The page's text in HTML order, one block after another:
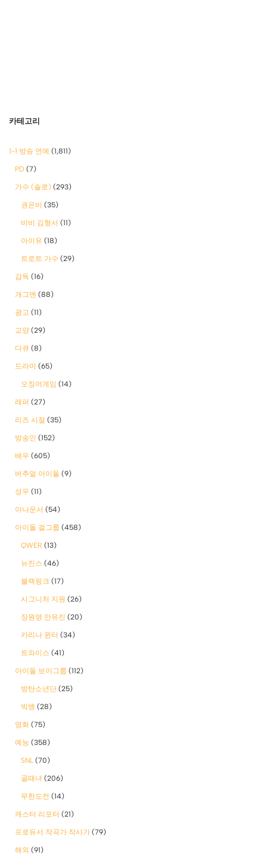
카테고리
1-1 방송 연예 (1,811)
PD (7)
가수 (솔로) (293)
권은비 (35)
비비 김형서 (11)
아이유 (18)
트로트 가수 (29)
감독 (16)
개그맨 (88)
광고 (11)
교양 (29)
다큐 (8)
드라마 (65)
오징어게임 (14)
래퍼 (27)
리즈 시절 (35)
방송인 (152)
배우 (605)
버추얼 아이돌 (9)
성우 (11)
아나운서 (54)
아이돌 걸그룹 (458)
QWER (13)
뉴진스 (46)
블랙핑크 (17)
시그니처 지원 (26)
장원영 안유진 (20)
카리나 윈터 (34)
트와이스 (41)
아이돌 보이그룹 (112)
방탄소년단 (25)
빅뱅 (28)
영화 (75)
예능 (358)
SNL (70)
골때녀 (206)
무한도전 (14)
캐스터 리포터 (21)
프로듀서 작곡가 작사가 (79)
해외 (91)